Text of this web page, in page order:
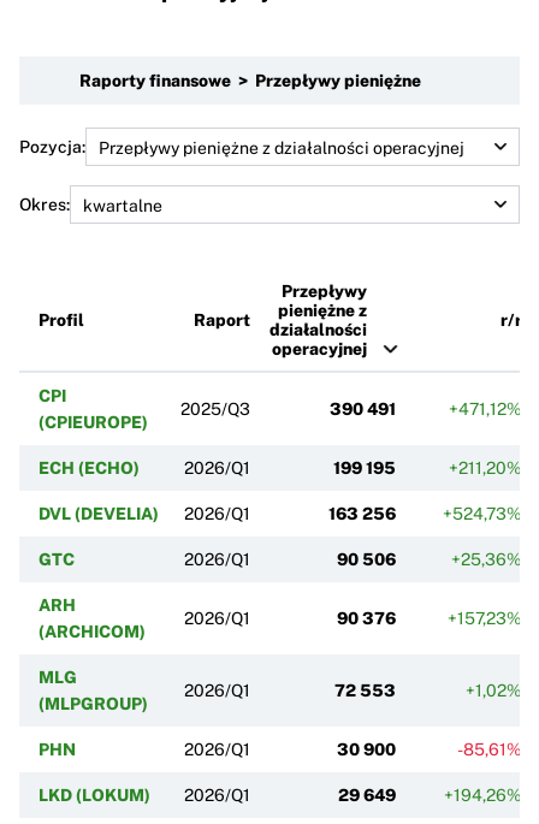
Raporty finansowe > Przepływy pieniężne
Pozycja:
Okres:
Profil Raport
Przepływy
pieniężne z
działalności
operacyjnej
r/r
CPI
(CPIEUROPE)
2025/Q3 390 491 +471,12%
ECH (ECHO) 2026/Q1 199 195 +211,20%
DVL (DEVELIA) 2026/Q1 163 256 +524,73%
GTC 2026/Q1 90 506 +25,36%
ARH
(ARCHICOM)
2026/Q1 90 376 +157,23%
MLG
(MLPGROUP)
2026/Q1 72 553 +1,02%
PHN 2026/Q1 30 900 -85,61%
LKD (LOKUM) 2026/Q1 29 649 +194,26%